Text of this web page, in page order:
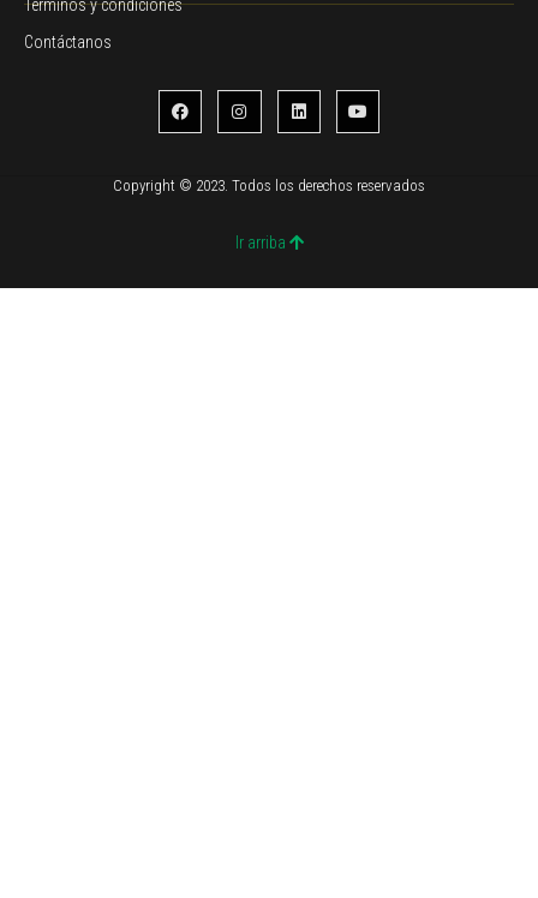
Términos y condiciones
Contáctanos
Copyright © 2023. Todos los derechos reservados
Ir arriba